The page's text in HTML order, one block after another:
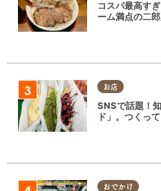
コスパ最高す
ーム満点の二
お店
SNSで話題！
ド」。つくっ
おでかけ